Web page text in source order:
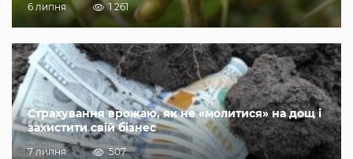
6 липня 1 261
Страхування врожаю, як не «молитися» на дощ і
захистити свій бізнес
7 липня 507